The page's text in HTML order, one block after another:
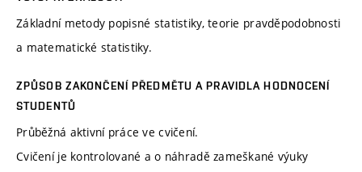
Základní metody popisné statistiky, teorie pravděpodobnosti
a matematické statistiky.
ZPŮSOB ZAKONČENÍ PŘEDMĚTU A PRAVIDLA HODNOCENÍ
STUDENTŮ
Průběžná aktivní práce ve cvičení.
Cvičení je kontrolované a o náhradě zameškané výuky